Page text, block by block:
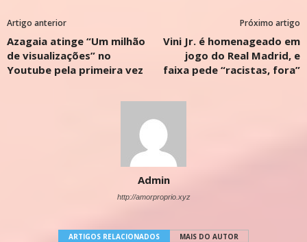
Artigo anterior
Azagaia atinge “Um milhão
de visualizações” no
Youtube pela primeira vez
Próximo artigo
Vini Jr. é homenageado em
jogo do Real Madrid, e
faixa pede “racistas, fora”
Admin
http://amorproprio.xyz
ARTIGOS RELACIONADOS MAIS DO AUTOR